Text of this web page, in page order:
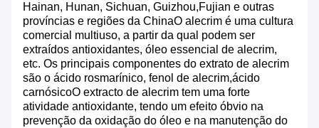
Hainan, Hunan, Sichuan, Guizhou,Fujian e outras
províncias e regiões da ChinaO alecrim é uma cultura
comercial multiuso, a partir da qual podem ser
extraídos antioxidantes, óleo essencial de alecrim,
etc. Os principais componentes do extrato de alecrim
são o ácido rosmarínico, fenol de alecrim,ácido
carnósicoO extracto de alecrim tem uma forte
atividade antioxidante, tendo um efeito óbvio na
prevenção da oxidação do óleo e na manutenção do